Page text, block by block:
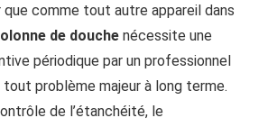
comme tout autre appareil dans
de douche nécessite une
périodique par un professionnel
tout problème majeur à long terme.
de l’étanchéité, le